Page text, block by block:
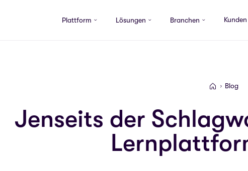
Plattform Lösungen Branchen Kunden
Valamis
Blog
Jenseits der